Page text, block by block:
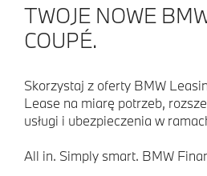
TWOJE NOWE
COUPÉ.
Skorzystaj z oferty BMW
Lease na miarę potrzeb,
usługi i ubezpieczenia w
All in. Simply smart. BMW